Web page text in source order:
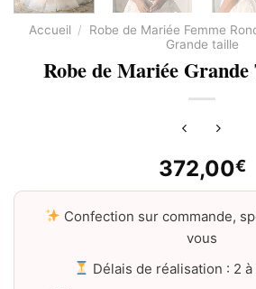
Accueil / Robe de Mariée Femme
Grande taille
Robe de Mariée
372,00€
Confection sur commande,
vous
Délais de réalisation : 2